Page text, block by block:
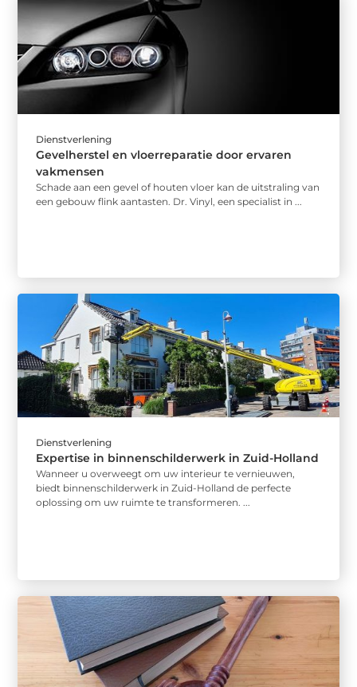
Dienstverlening
Gevelherstel en vloerreparatie door ervaren
vakmensen
Schade aan een gevel of houten vloer kan de uitstraling van
een gebouw flink aantasten. Dr. Vinyl, een specialist in ...
Dienstverlening
Expertise in binnenschilderwerk in Zuid-Holland
Wanneer u overweegt om uw interieur te vernieuwen,
biedt binnenschilderwerk in Zuid-Holland de perfecte
oplossing om uw ruimte te transformeren. ...